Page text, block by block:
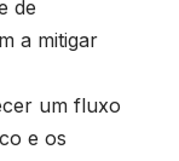
de
a mitigar
um fluxo
e os